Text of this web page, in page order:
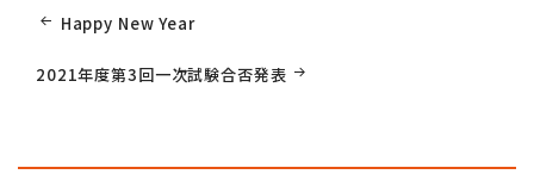
投
稿
ナ
Happy New Year
2021年度第3回一次試験合否発表